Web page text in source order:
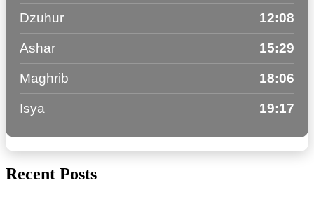
Dzuhur 12:08
Ashar 15:29
Maghrib 18:06
Isya 19:17
Recent Posts